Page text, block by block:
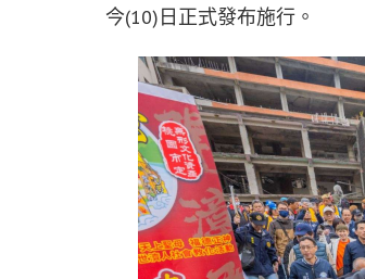
今(10)日正式發布施行。